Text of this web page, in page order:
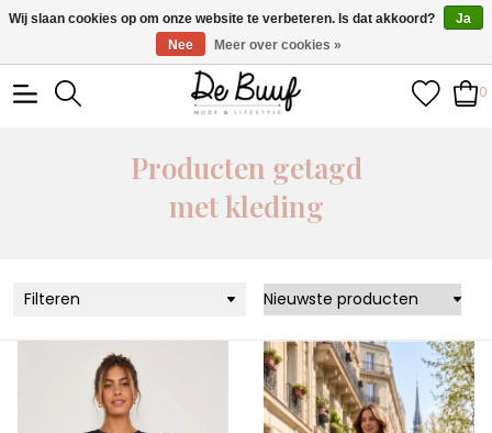
• Wekelijks nieuwe items • Gratis verzending >€100,- •
Verzonden binnen 1-3 werkdagen
0
Producten getagd
met kleding
Filteren
Wij slaan cookies op om onze website te verbeteren. Is dat akkoord?
Ja
Nee
Meer over cookies »